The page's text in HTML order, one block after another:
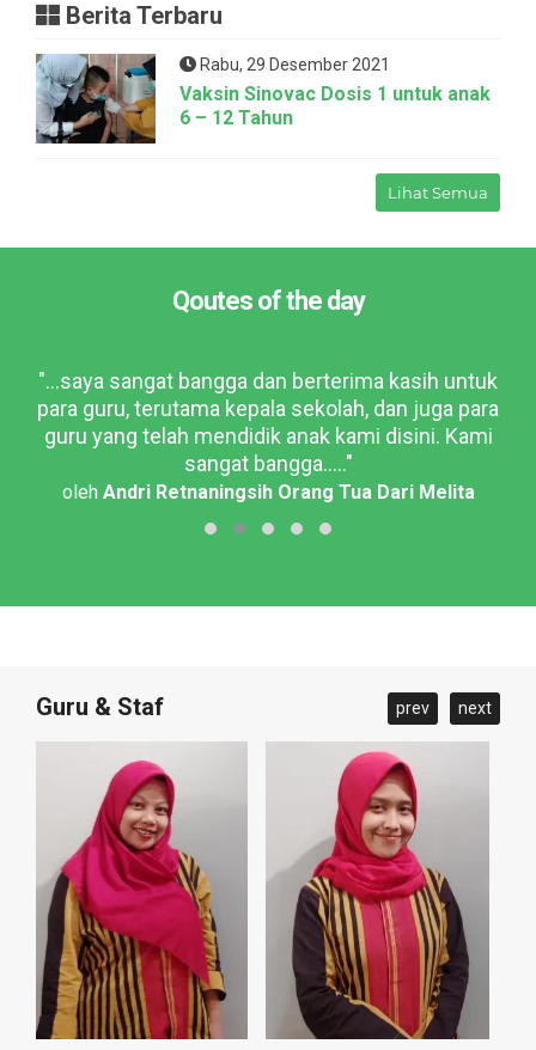
Berita Terbaru
Rabu, 29 Desember 2021
Vaksin Sinovac Dosis 1 untuk anak
6 – 12 Tahun
Lihat Semua
Qoutes of the day
"...saya sangat bangga dan berterima kasih untuk
para guru, terutama kepala sekolah, dan juga para
guru yang telah mendidik anak kami disini. Kami
sangat bangga....."
oleh Andri Retnaningsih Orang Tua Dari Melita
Guru & Staf prev next